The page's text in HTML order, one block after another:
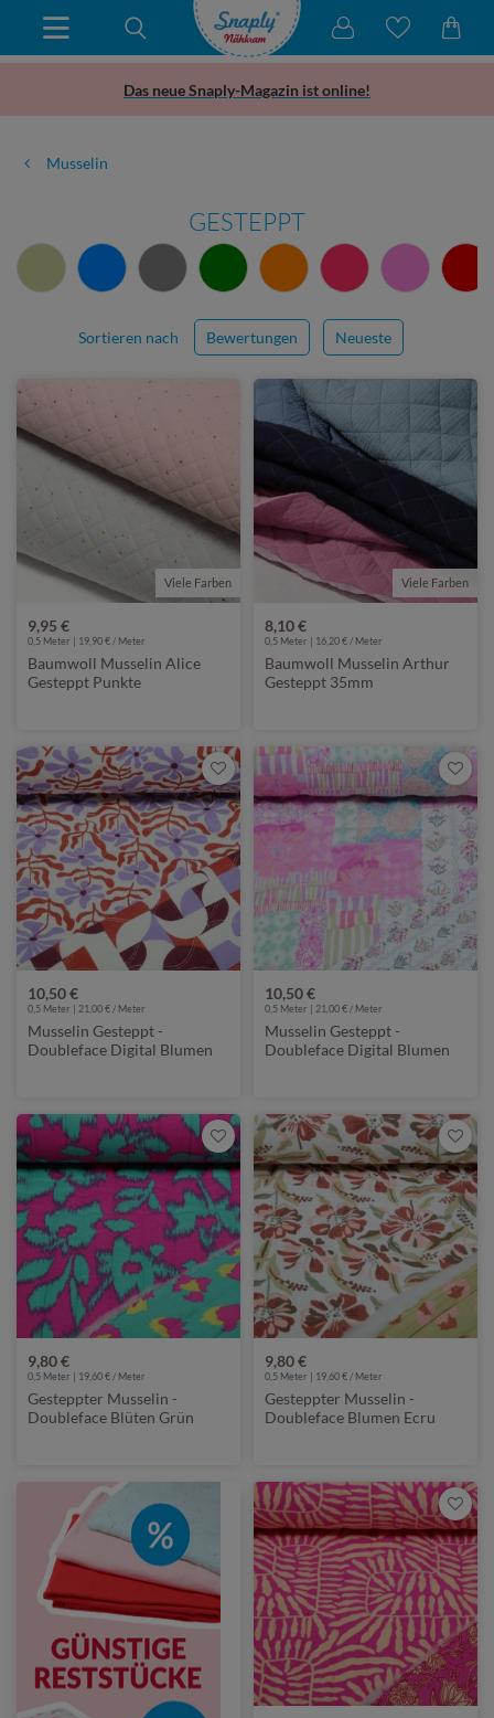
Das neue Snaply-Magazin ist online!
Musselin
GESTEPPT
Sortieren nach Bewertungen Neueste
Viele Farben
9,95 €
0,5 Meter | 19,90 € / Meter
Baumwoll Musselin Alice
Gesteppt Punkte
Viele Farben
8,10 €
0,5 Meter | 16,20 € / Meter
Baumwoll Musselin Arthur
Gesteppt 35mm
10,50 €
0,5 Meter | 21,00 € / Meter
Musselin Gesteppt -
Doubleface Digital Blumen
10,50 €
0,5 Meter | 21,00 € / Meter
Musselin Gesteppt -
Doubleface Digital Blumen
9,80 €
0,5 Meter | 19,60 € / Meter
Gesteppter Musselin -
Doubleface Blüten Grün
9,80 €
0,5 Meter | 19,60 € / Meter
Gesteppter Musselin -
Doubleface Blumen Ecru